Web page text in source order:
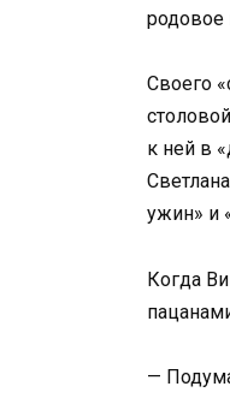
родовое
Своего
к ней в
ужин» и
Когда
—